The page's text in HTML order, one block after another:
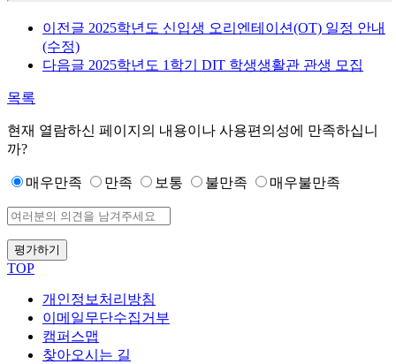
이전글 2025학년도 신입생 오리엔테이션(OT) 일정 안내
(수정)
다음글 2025학년도 1학기 DIT 학생생활관 관생 모집
목록
현재 열람하신 페이지의 내용이나 사용편의성에 만족하십니
까?
매우만족 만족 보통 불만족 매우불만족
평가하기
TOP
개인정보처리방침
이메일무단수집거부
캠퍼스맵
찾아오시는 길